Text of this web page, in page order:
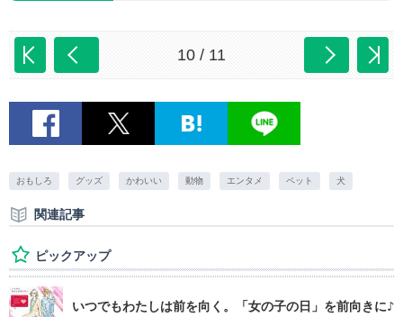
10 / 11
おもしろ グッズ かわいい 動物 エンタメ ペット 犬
関連記事
ピックアップ
いつでもわたしは前を向く。「女の子の日」を前向きに♪